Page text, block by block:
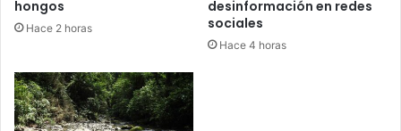
hongos
Hace 2 horas
desinformación en redes
sociales
Hace 4 horas